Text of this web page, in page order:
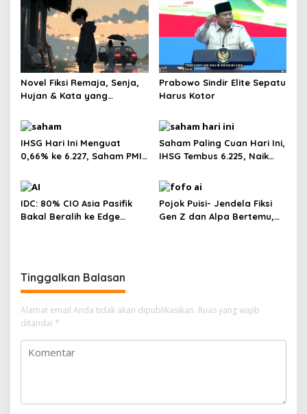
Novel Fiksi Remaja, Senja,
Hujan & Kata yang
Prabowo Sindir Elite Sepatu
Harus Kotor
IHSG Hari Ini Menguat
0,66% ke 6.227, Saham PMII,
28%! Ini Daftar Saham
Paling Cuan & Volume
Tertinggi 31 Juli 2026
Saham Paling Cuan Hari Ini,
IHSG Tembus 6.225, Naik
Melonjak 3%, Saham DEWA
Pimpin Transaksi Rp300
Miliar
IDC: 80% CIO Asia Pasifik
Bakal Beralih ke Edge
Pojok Puisi- Jendela Fiksi
Gen Z dan Alpa Bertemu,
Tinggalkan Balasan
Alamat email Anda tidak akan dipublikasikan. Ruas yang wajib
ditandai *